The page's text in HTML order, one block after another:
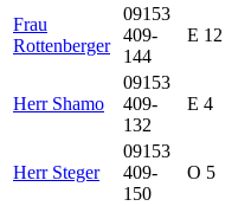
Frau
Rottenberger
09153
409-
144
E 12
Herr Shamo
09153
409-
132
E 4
Herr Steger
09153
409-
150
O 5